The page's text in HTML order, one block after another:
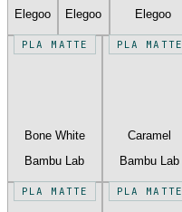
Elegoo
Elegoo
Elegoo
PLA MATTE
Bone White
Bambu Lab
PLA MATTE
Caramel
Bambu Lab
PLA MATTE PLA MATTE